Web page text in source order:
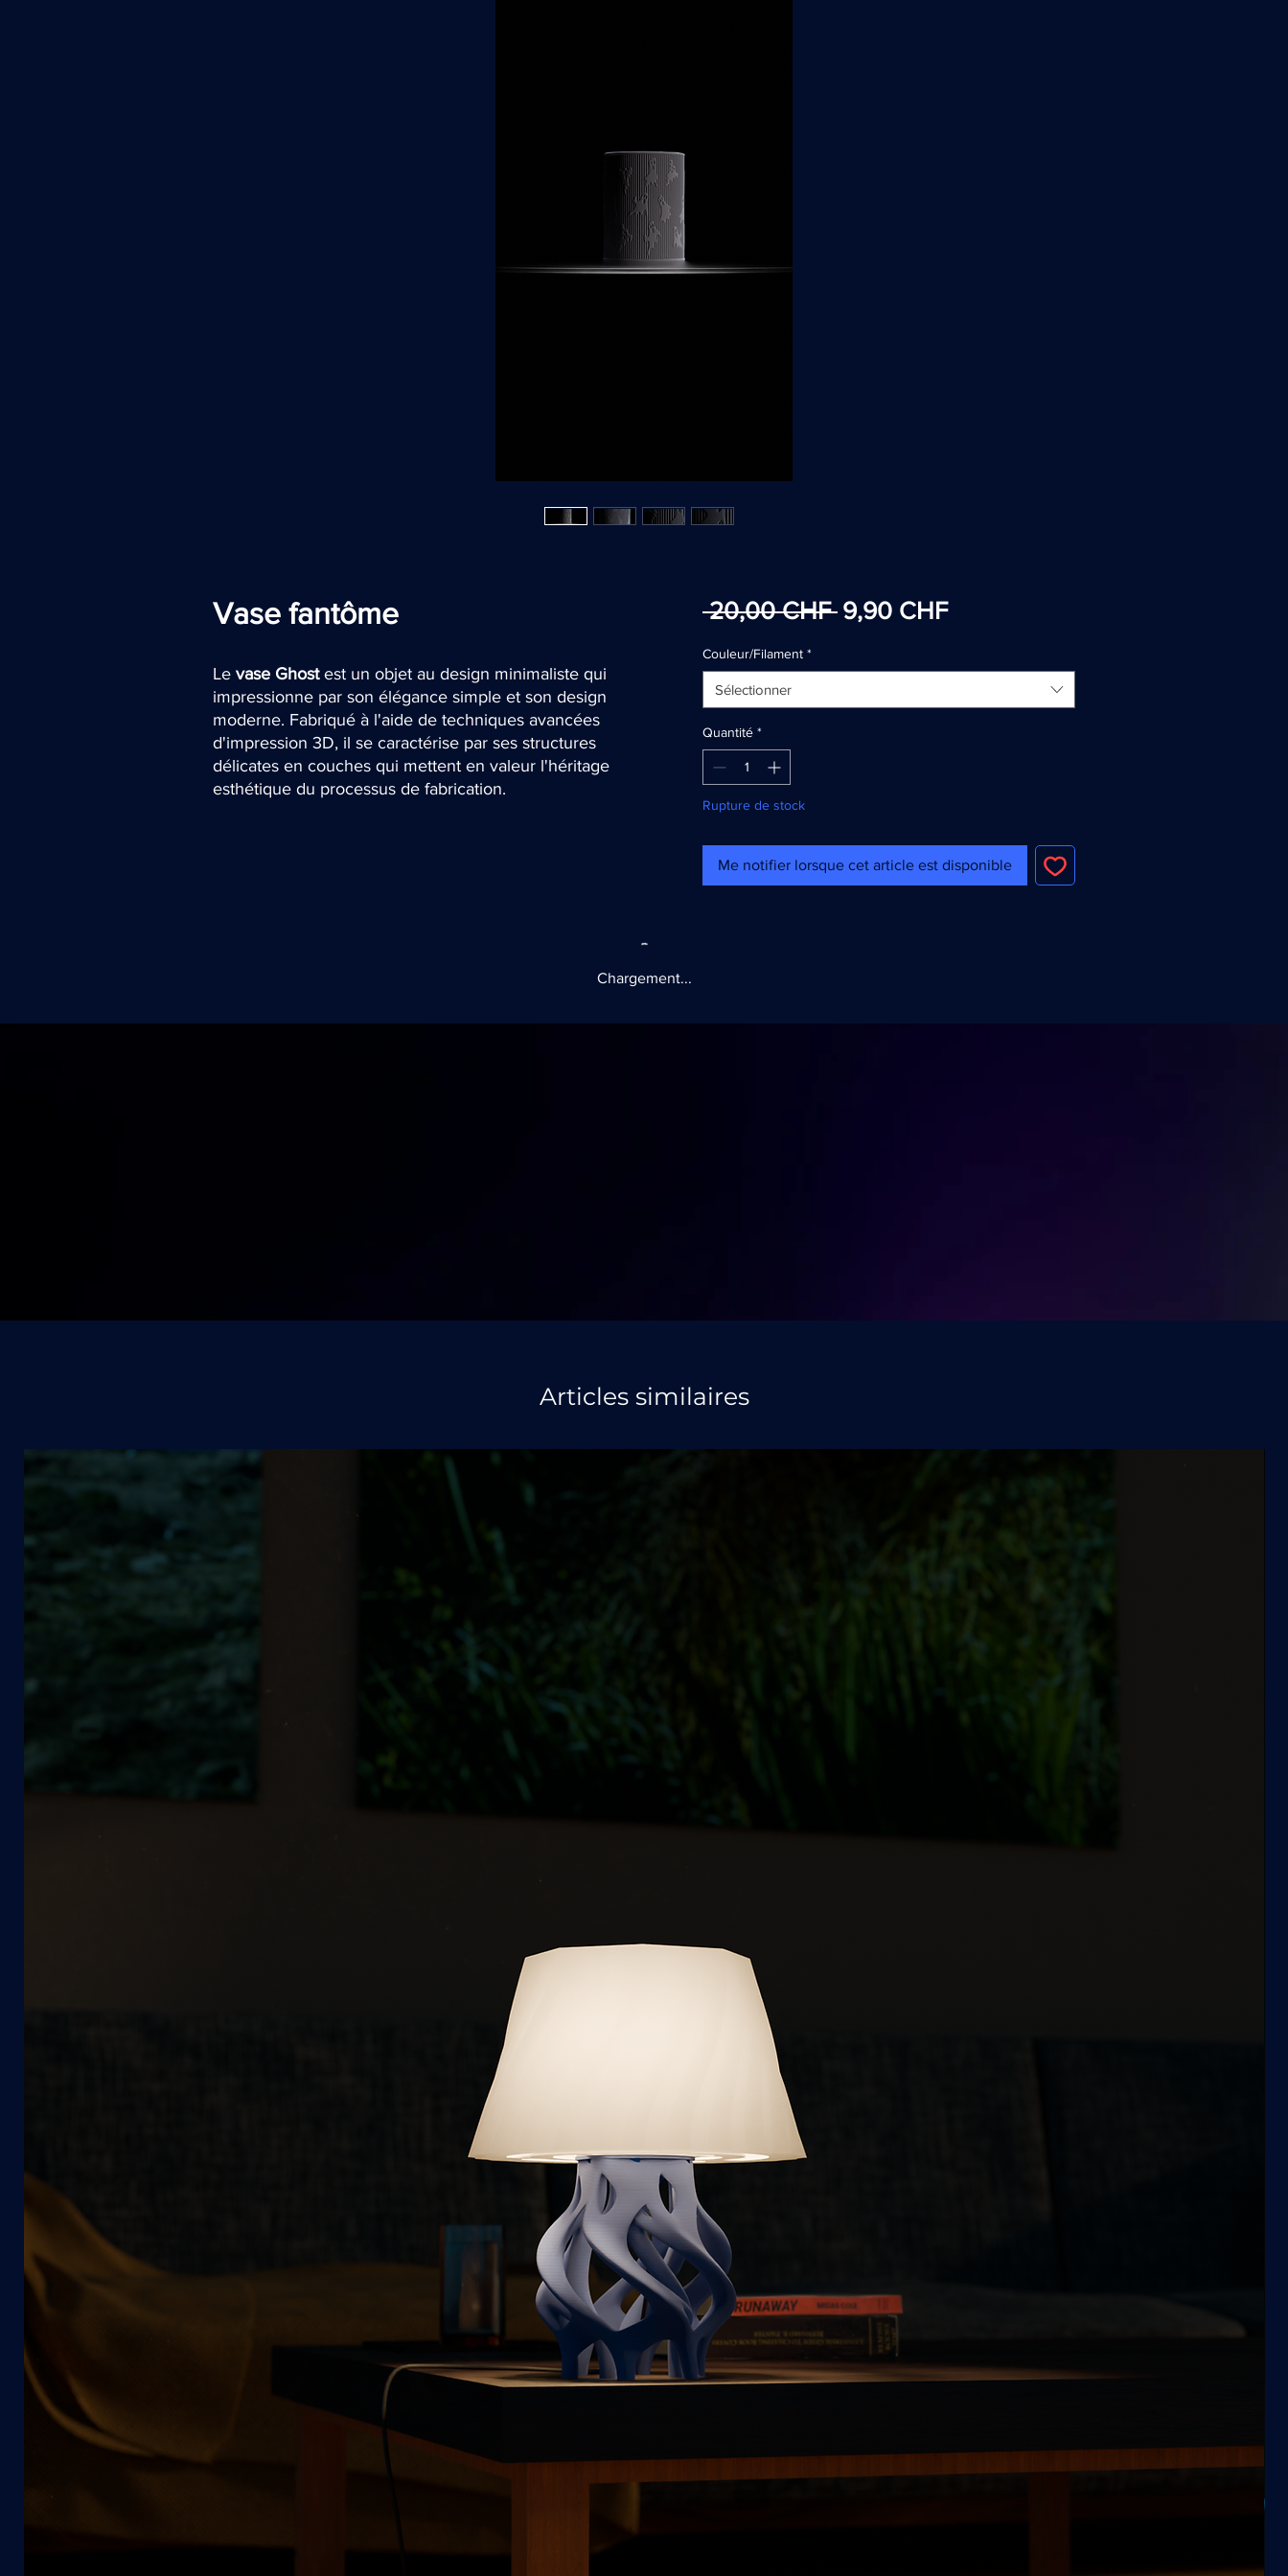
Vase fantôme
Le vase Ghostest un objet au design minimaliste qui
impressionne par son élégance simple et son design
moderne. Fabriqué à l'aide de techniques avancées
d'impression 3D, il se caractérise par ses structures
délicates en couches qui mettent en valeur l'héritage
esthétique du processus de fabrication.
20,00 CHF Prix
9,90 CHFPrix
Couleur/Filament *
Sélectionner
Quantité *
Rupture de stock
Me notifier lorsque cet article est disponible
Chargement...
Articles similaires